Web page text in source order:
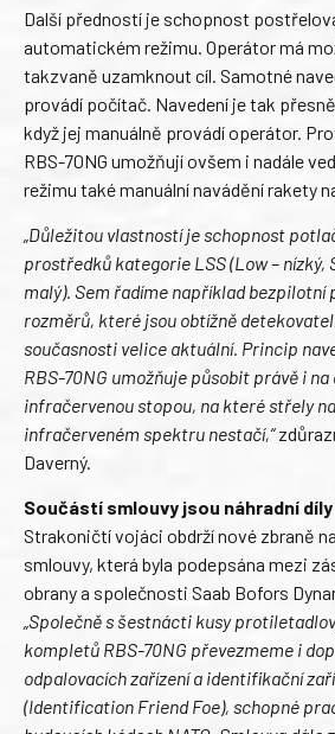
Další předností je schopnost
automatickém režimu. Operátor má
takzvaně uzamknout cíl. Samotné
provádí počítač. Navedení je tak
když jej manuálně provádí operátor.
RBS-70NG umožňují ovšem i nadále
režimu také manuální navádění rakety
„Důležitou vlastností je schopnost
prostředků kategorie LSS (Low – nízký,
malý). Sem řadíme například
rozměrů, které jsou obtížně
současnosti velice aktuální. Princip
RBS-70NG umožňuje působit právě i
infračervenou stopou, na které střely
infračerveném spektru nestačí,“
Daverný.
Součástí smlouvy jsou náhradní díly
Strakoničtí vojáci obdrží nové zbraně
smlouvy, která byla podepsána mezi
obrany a společnosti Saab Bofors
„Společně s šestnácti kusy
kompletů RBS-70NG převezmeme i
odpalovacích zařízení a identifikační
(Identification Friend Foe), schopné